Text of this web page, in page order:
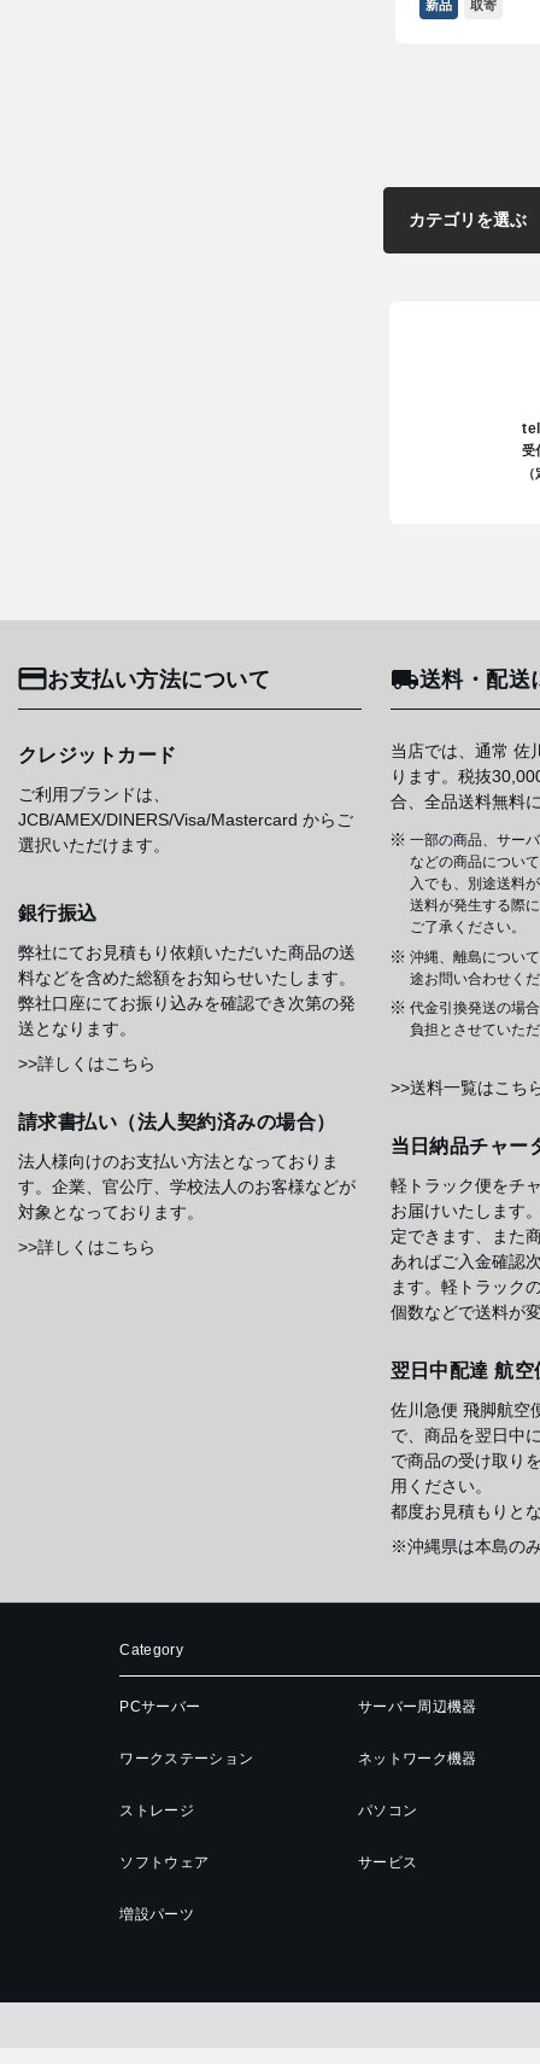
新品 取寄
受
お支払い方法について
クレジットカード
ご利用ブランドは、
JCB/AMEX/DINERS/Visa/Mastercard からご
選択いただけます。
銀行振込
弊社にてお見積もり依頼いただいた商品の送
料などを含めた総額をお知らせいたします。
弊社口座にてお振り込みを確認でき次第の発
送となります。
>>詳しくはこちら
請求書払い（法人契約済みの場合）
法人様向けのお支払い方法となっておりま
す。企業、官公庁、学校法人のお客様などが
対象となっております。
>>詳しくはこちら
送料・配送
当店では、通常 佐
ります。税抜
合、全品送料無料
一部の商品、サー
などの商品につい
入でも、別途送料
送料が発生する際
ご了承ください。
沖縄、離島につい
途お問い合わせく
代金引換発送の場
負担とさせていた
>>送料一覧はこち
当日納品チャー
軽トラック便をチ
お届けいたします
定できます、また
あればご入金確認
ます。軽トラック
個数などで送料が
翌日中配達 航
佐川急便 飛脚航空
で、商品を翌日中
で商品の受け取り
用ください。
都度お見積もりと
※沖縄県は本島の
Category
PCサーバー
ワークステーション
ストレージ
ソフトウェア
増設パーツ
サーバー周辺機器
ネットワーク機器
パソコン
サービス